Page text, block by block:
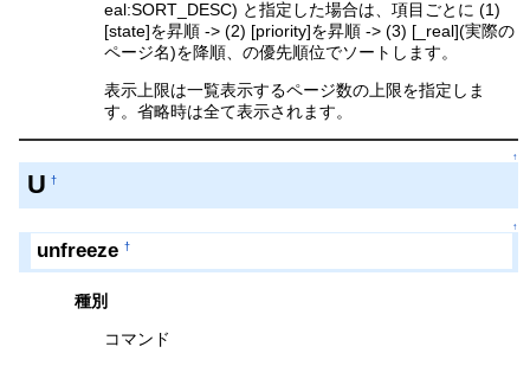
eal:SORT_DESC) と指定した場合は、項目ごとに (1)
[state]を昇順 -> (2) [priority]を昇順 -> (3) [_real](実際の
ページ名)を降順、の優先順位でソートします。
表示上限は一覧表示するページ数の上限を指定しま
す。省略時は全て表示されます。
↑
U †
↑
unfreeze †
種別
コマンド